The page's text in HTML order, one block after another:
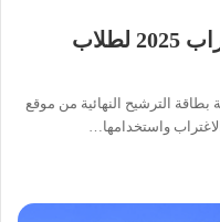
موعد اعلان نتيجة تقليل الاغتراب 2025 لطلاب
الترشيح النهائية من موقع
واستخدامها…